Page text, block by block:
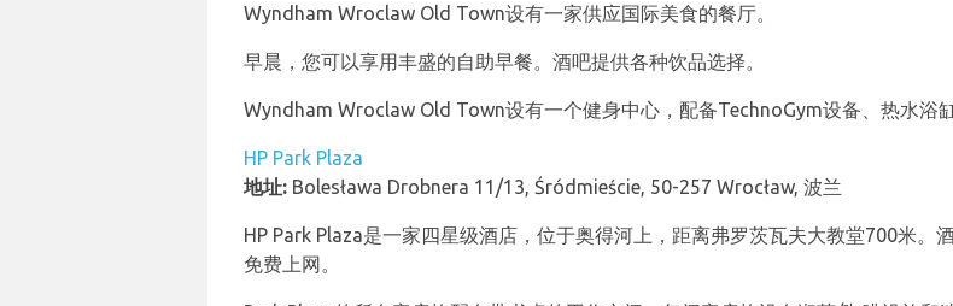
Wyndham Wroclaw Old Town设有一家供应国际美食的餐厅。
早晨，您可以享用丰盛的自助早餐。酒吧提供各种饮品选择。
Wyndham Wroclaw Old Town设有一个健身中心，配备TechnoGym设备、热水浴
HP Park Plaza
地址: Bolesława Drobnera 11/13, Śródmieście, 50-257 Wrocław, 波兰
HP Park Plaza是一家四星级酒店，位于奥得河上，距离弗罗茨瓦夫大教堂700米。
免费上网。